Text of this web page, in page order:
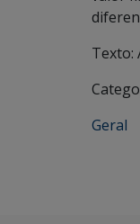
Texto:
Geral